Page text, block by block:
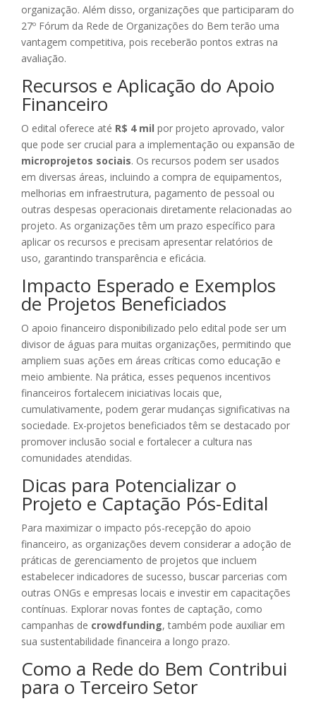
organização. Além disso, organizações que participaram do
27º Fórum da Rede de Organizações do Bem terão uma
vantagem competitiva, pois receberão pontos extras na
avaliação.
Recursos e Aplicação do Apoio
Financeiro
O edital oferece até R$ 4 mil por projeto aprovado, valor
que pode ser crucial para a implementação ou expansão de
microprojetos sociais. Os recursos podem ser usados
em diversas áreas, incluindo a compra de equipamentos,
melhorias em infraestrutura, pagamento de pessoal ou
outras despesas operacionais diretamente relacionadas ao
projeto. As organizações têm um prazo específico para
aplicar os recursos e precisam apresentar relatórios de
uso, garantindo transparência e eficácia.
Impacto Esperado e Exemplos
de Projetos Beneficiados
O apoio financeiro disponibilizado pelo edital pode ser um
divisor de águas para muitas organizações, permitindo que
ampliem suas ações em áreas críticas como educação e
meio ambiente. Na prática, esses pequenos incentivos
financeiros fortalecem iniciativas locais que,
cumulativamente, podem gerar mudanças significativas na
sociedade. Ex-projetos beneficiados têm se destacado por
promover inclusão social e fortalecer a cultura nas
comunidades atendidas.
Dicas para Potencializar o
Projeto e Captação Pós-Edital
Para maximizar o impacto pós-recepção do apoio
financeiro, as organizações devem considerar a adoção de
práticas de gerenciamento de projetos que incluem
estabelecer indicadores de sucesso, buscar parcerias com
outras ONGs e empresas locais e investir em capacitações
contínuas. Explorar novas fontes de captação, como
campanhas de crowdfunding, também pode auxiliar em
sua sustentabilidade financeira a longo prazo.
Como a Rede do Bem Contribui
para o Terceiro Setor